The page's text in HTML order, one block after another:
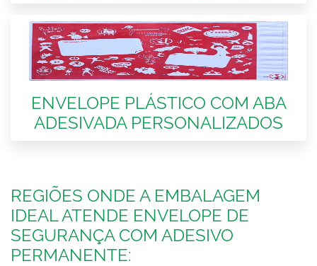
ENVELOPE PLÁSTICO COM ABA
ADESIVADA PERSONALIZADOS
REGIÕES ONDE A EMBALAGEM
IDEAL ATENDE ENVELOPE DE
SEGURANÇA COM ADESIVO
PERMANENTE: